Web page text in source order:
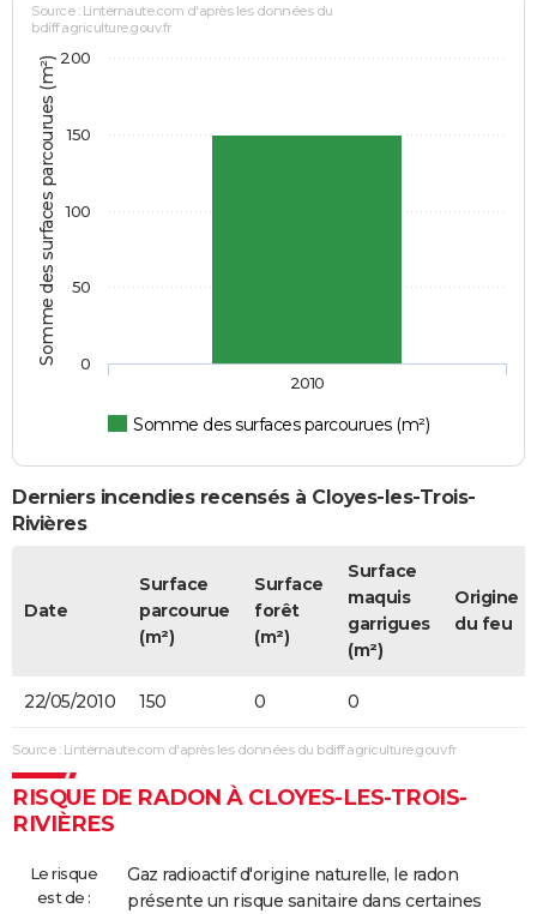
Somme des surfaces parcourues (m²)
Source : Linternaute.com d'après les données du
bdiff.agriculture.gouv.fr
Somme des surfaces parcourues (m²)
2010
0
50
100
150
200
Derniers incendies recensés à Cloyes-les-Trois-
Rivières
Date
Surface
parcourue
(m²)
Surface
forêt
(m²)
Surface
maquis
garrigues
(m²)
Origine
du feu
22/05/2010 150 0 0
Source : Linternaute.com d'après les données du bdiff.agriculture.gouv.fr
RISQUE DE RADON À CLOYES-LES-TROIS-
RIVIÈRES
Le risque
est de :
Gaz radioactif d'origine naturelle, le radon
présente un risque sanitaire dans certaines